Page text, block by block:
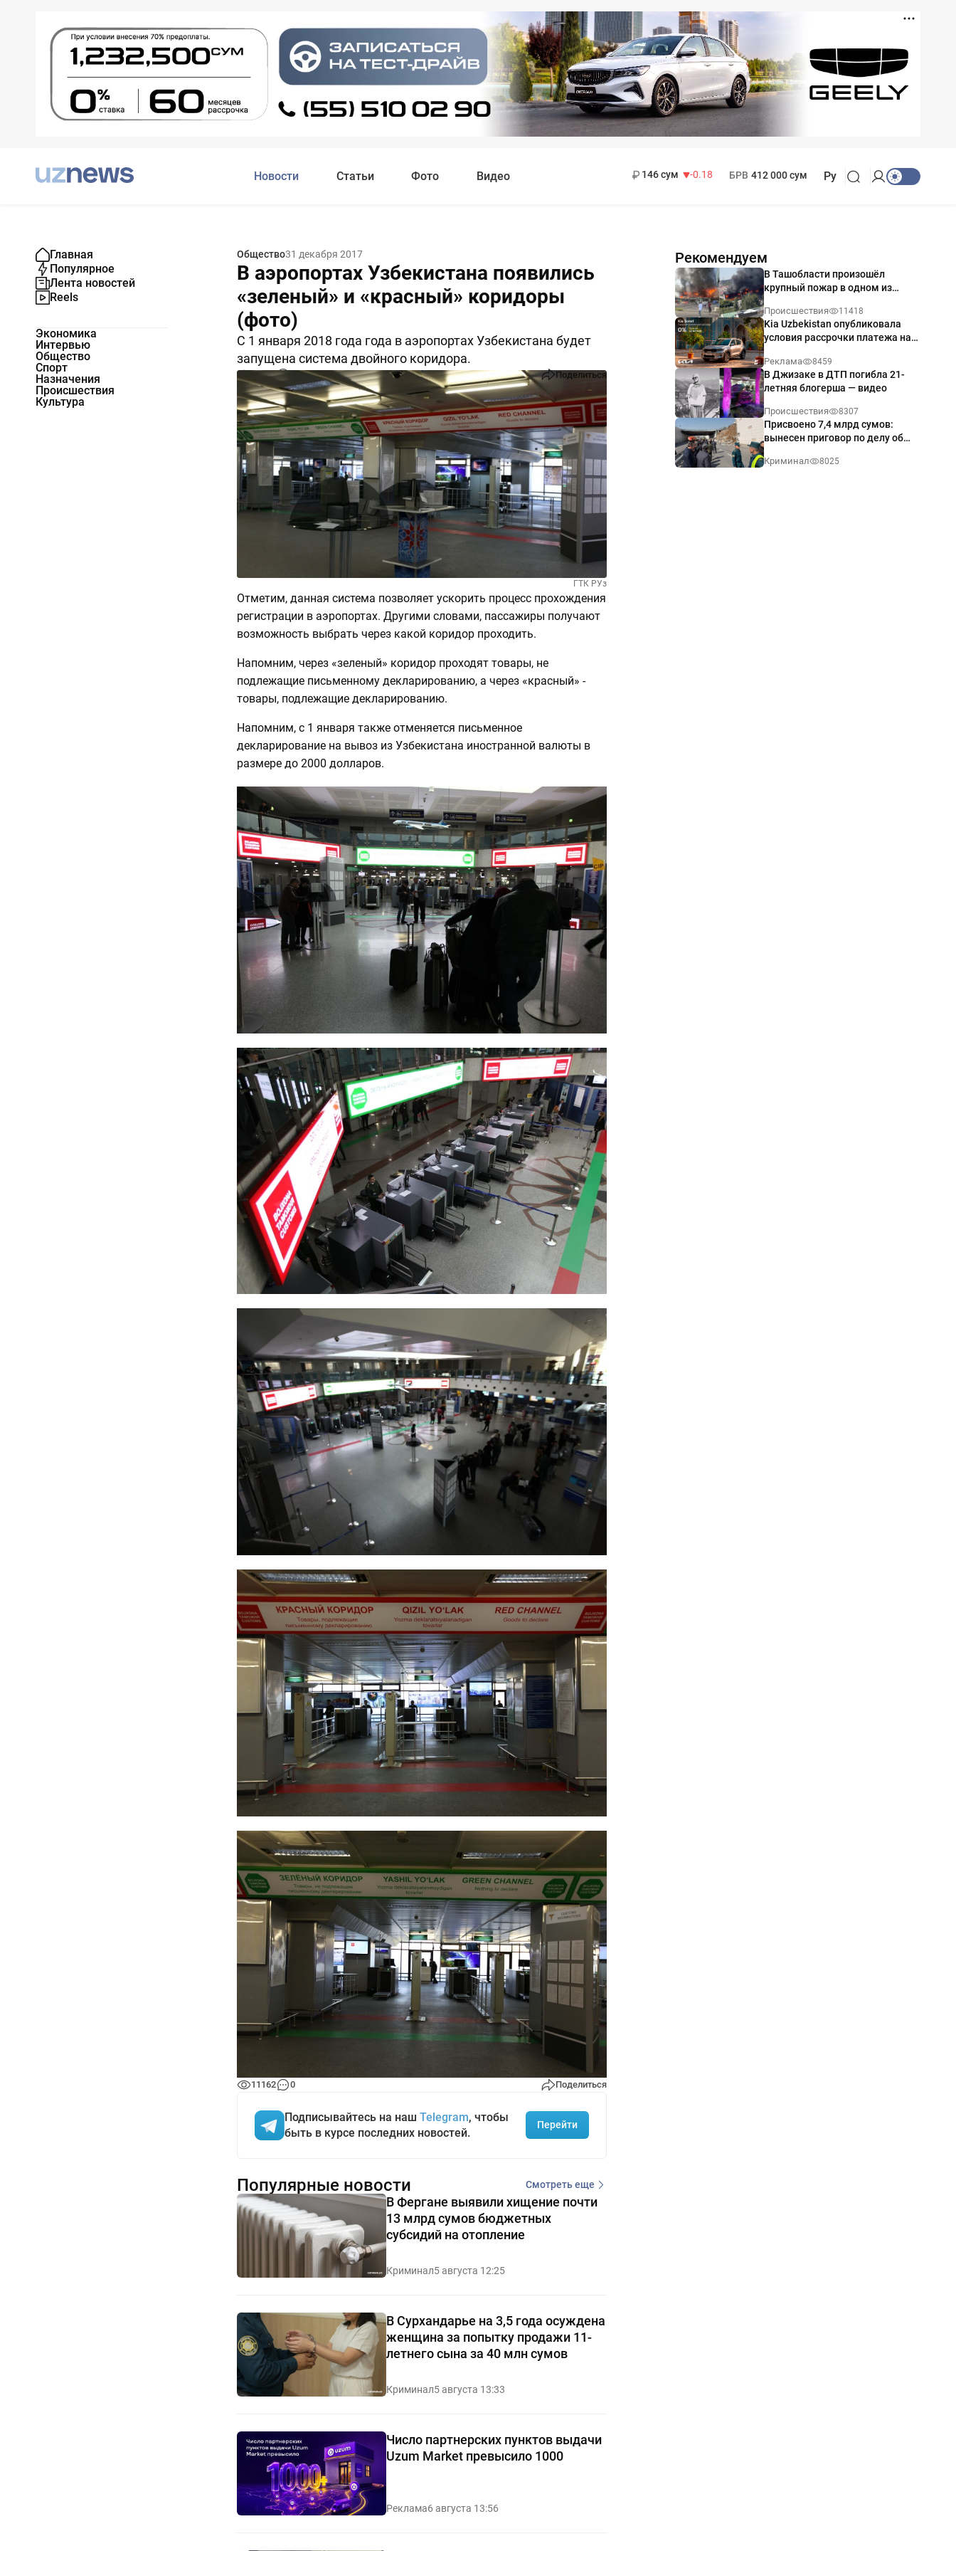
Новости Статьи Фото Видео
146 сум
-0.18
БРВ 412 000 сум Ру
Главная
Популярное
Лента новостей
Reels
Экономика
Интервью
Общество
Спорт
Назначения
Происшествия
Культура
Общество31 декабря 2017
В аэропортах Узбекистана появились
«зеленый» и «красный» коридоры
(фото)
С 1 января 2018 года года в аэропортах Узбекистана будет
запущена система двойного коридора.
11162 Поделиться
ГТК РУз
Отметим, данная система позволяет ускорить процесс прохождения
регистрации в аэропортах. Другими словами, пассажиры получают
возможность выбрать через какой коридор проходить.
Напомним, через «зеленый» коридор проходят товары, не
подлежащие письменному декларированию, а через «красный» -
товары, подлежащие декларированию.
Напомним, с 1 января также отменяется письменное
декларирование на вывоз из Узбекистана иностранной валюты в
размере до 2000 долларов.
11162 0 Поделиться
Подписывайтесь на наш Telegram, чтобы
быть в курсе последних новостей.
Перейти
Рекомендуем
В Ташобласти произошёл
крупный пожар в одном из
Происшествия 11418
Kia Uzbekistan опубликовала
условия рассрочки платежа на
годовых
Реклама 8459
В Джизаке в ДТП погибла 21-
летняя блогерша — видео
Происшествия 8307
Присвоено 7,4 млрд сумов:
вынесен приговор по делу об
Ташкенте
Криминал 8025
Популярные новости Смотреть еще
В Фергане выявили хищение почти
13 млрд сумов бюджетных
субсидий на отопление
Криминал5 августа 12:25
В Сурхандарье на 3,5 года осуждена
женщина за попытку продажи 11-
летнего сына за 40 млн сумов
Криминал5 августа 13:33
Число партнерских пунктов выдачи
Uzum Market превысило 1000
Реклама6 августа 13:56